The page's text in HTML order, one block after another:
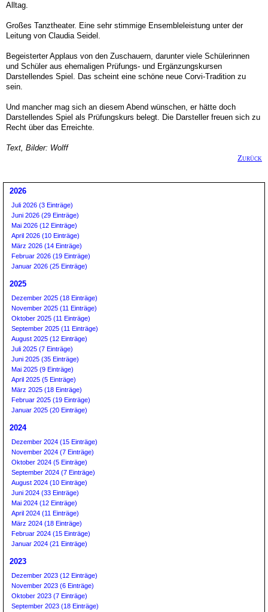
Alltag.
Großes Tanztheater. Eine sehr stimmige Ensembleleistung unter der
Leitung von Claudia Seidel.
Begeisterter Applaus von den Zuschauern, darunter viele Schülerinnen
und Schüler aus ehemaligen Prüfungs- und Ergänzungskursen
Darstellendes Spiel. Das scheint eine schöne neue Corvi-Tradition zu
sein.
Und mancher mag sich an diesem Abend wünschen, er hätte doch
Darstellendes Spiel als Prüfungskurs belegt. Die Darsteller freuen sich zu
Recht über das Erreichte.
Text, Bilder: Wolff
Zurück
2026
Juli 2026 (3 Einträge)
Juni 2026 (29 Einträge)
Mai 2026 (12 Einträge)
April 2026 (10 Einträge)
März 2026 (14 Einträge)
Februar 2026 (19 Einträge)
Januar 2026 (25 Einträge)
2025
Dezember 2025 (18 Einträge)
November 2025 (11 Einträge)
Oktober 2025 (11 Einträge)
September 2025 (11 Einträge)
August 2025 (12 Einträge)
Juli 2025 (7 Einträge)
Juni 2025 (35 Einträge)
Mai 2025 (9 Einträge)
April 2025 (5 Einträge)
März 2025 (18 Einträge)
Februar 2025 (19 Einträge)
Januar 2025 (20 Einträge)
2024
Dezember 2024 (15 Einträge)
November 2024 (7 Einträge)
Oktober 2024 (5 Einträge)
September 2024 (7 Einträge)
August 2024 (10 Einträge)
Juni 2024 (33 Einträge)
Mai 2024 (12 Einträge)
April 2024 (11 Einträge)
März 2024 (18 Einträge)
Februar 2024 (15 Einträge)
Januar 2024 (21 Einträge)
2023
Dezember 2023 (12 Einträge)
November 2023 (6 Einträge)
Oktober 2023 (7 Einträge)
September 2023 (18 Einträge)